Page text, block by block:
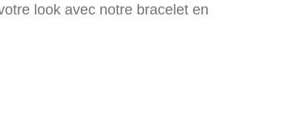
look avec notre bracelet en